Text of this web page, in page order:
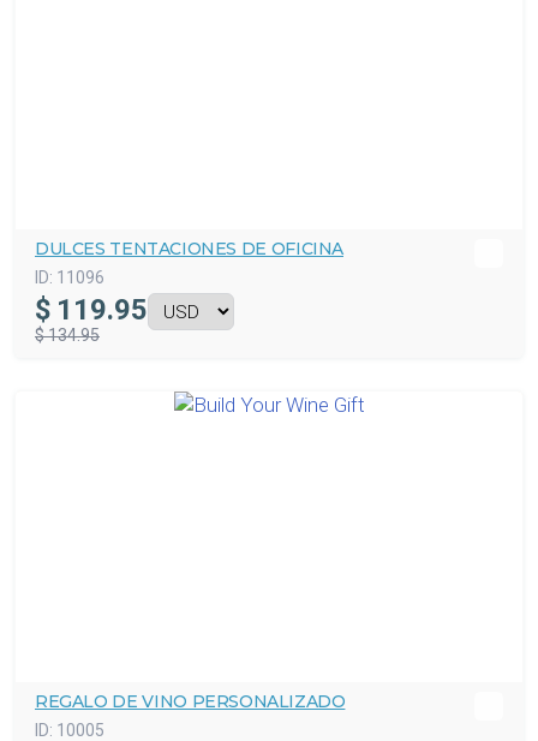
DULCES TENTACIONES DE OFICINA
ID: 11096
$ 119.95
$ 134.95
REGALO DE VINO PERSONALIZADO
ID: 10005